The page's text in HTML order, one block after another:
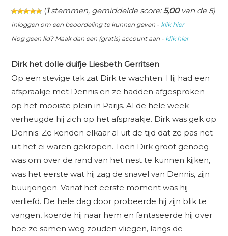
(1stemmen, gemiddelde score:5,00van de 5)
Inloggen om een beoordeling te kunnen geven - klik hier
Nog geen lid? Maak dan een (gratis) account aan - klik hier
Dirk het dolle duifje Liesbeth Gerritsen
Op een stevige tak zat Dirk te wachten. Hij had een
afspraakje met Dennis en ze hadden afgesproken
op het mooiste plein in Parijs. Al de hele week
verheugde hij zich op het afspraakje. Dirk was gek op
Dennis. Ze kenden elkaar al uit de tijd dat ze pas net
uit het ei waren gekropen. Toen Dirk groot genoeg
was om over de rand van het nest te kunnen kijken,
was het eerste wat hij zag de snavel van Dennis, zijn
buurjongen. Vanaf het eerste moment was hij
verliefd. De hele dag door probeerde hij zijn blik te
vangen, koerde hij naar hem en fantaseerde hij over
hoe ze samen weg zouden vliegen, langs de